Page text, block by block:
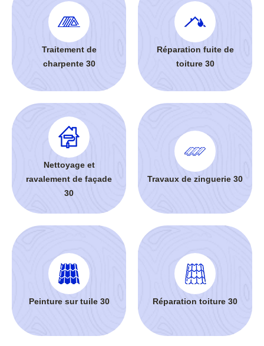
Traitement de
charpente 30
Réparation fuite de
toiture 30
Nettoyage et
ravalement de façade
30
Travaux de zinguerie 30
Peinture sur tuile 30 Réparation toiture 30